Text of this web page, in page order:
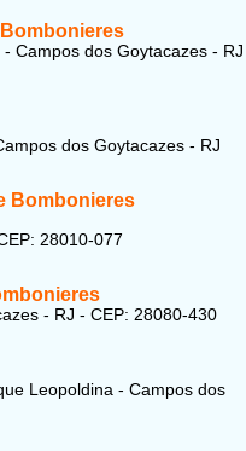
Campos dos Goytacazes -
dos Goytacazes - RJ
Bombonieres
28010-077
- RJ - CEP: 28080-430
Leopoldina - Campos dos